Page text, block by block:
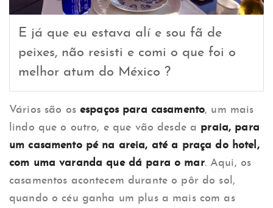
E já que eu estava alí e sou fã de
peixes, não resisti e comi o que foi o
melhor atum do México ?
Vários são osespaços para casamento, um mais
lindo que o outro, e que vão desde a praia, para
um casamento pé na areia, até a praça do hotel,
com uma varanda que dá para o mar. Aqui, os
casamentos acontecem durante o pôr do sol,
quando o céu ganha um plus a mais com as